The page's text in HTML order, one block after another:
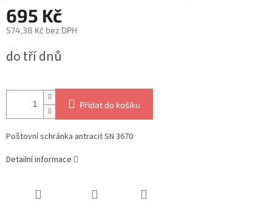
695 Kč
574,38 Kč bez DPH
cena:
do tří dnů
Přidat do košíku
Poštovní schránka antracit SN 3670
Detailní informace